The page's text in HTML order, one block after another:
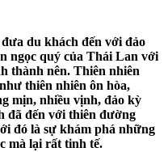
đưa du khách đến với đảo
ngọc quý của Thái Lan với
thành nên. Thiên nhiên
thiên nhiên ôn hòa,
mịn, nhiều vịnh, đảo kỳ
đến với thiên đường
đó là sự khám phá những
mà lại rất tinh tế.